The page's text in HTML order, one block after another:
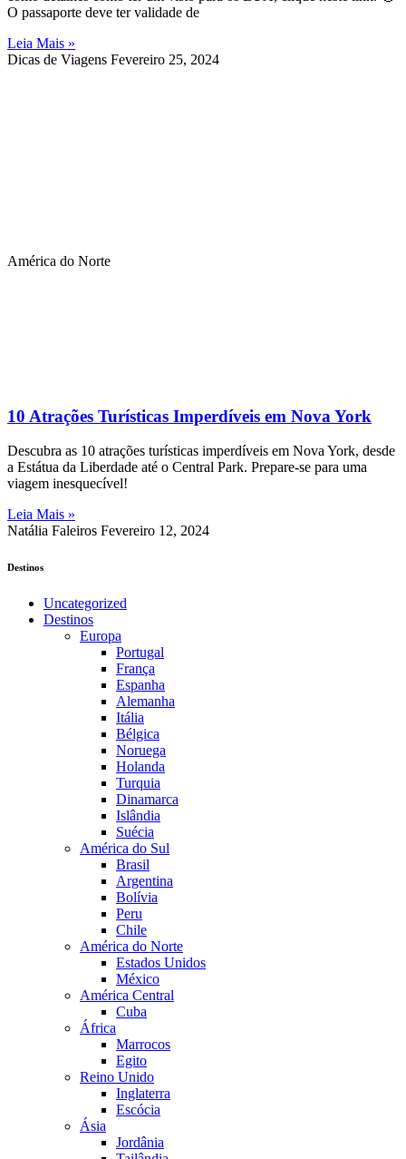
O passaporte deve ter validade de
Leia Mais »
Dicas de Viagens Fevereiro 25, 2024
América do Norte
10 Atrações Turísticas Imperdíveis em Nova York
Descubra as 10 atrações turísticas imperdíveis em Nova York, desde
a Estátua da Liberdade até o Central Park. Prepare-se para uma
viagem inesquecível!
Leia Mais »
Natália Faleiros Fevereiro 12, 2024
Destinos
Uncategorized
Destinos
Europa
Portugal
França
Espanha
Alemanha
Itália
Bélgica
Noruega
Holanda
Turquia
Dinamarca
Islândia
Suécia
América do Sul
Brasil
Argentina
Bolívia
Peru
Chile
América do Norte
Estados Unidos
México
América Central
Cuba
África
Marrocos
Egito
Reino Unido
Inglaterra
Escócia
Ásia
Jordânia